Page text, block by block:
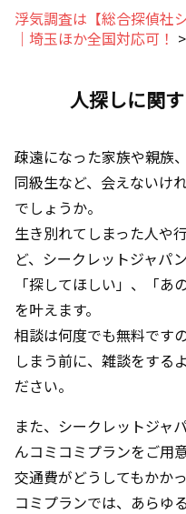
浮気調査は【総合探偵社
｜埼玉ほか全国対応可！ >
人探しに関
疎遠になった家族や親族
同級生など、会えないけ
でしょうか。
生き別れてしまった人や
ど、シークレットジャパ
「探してほしい」、「あ
を叶えます。
相談は何度でも無料です
しまう前に、雑談をする
ださい。
また、シークレットジャ
んコミコミプランをご用
交通費がどうしてもかか
コミプランでは、あらゆ